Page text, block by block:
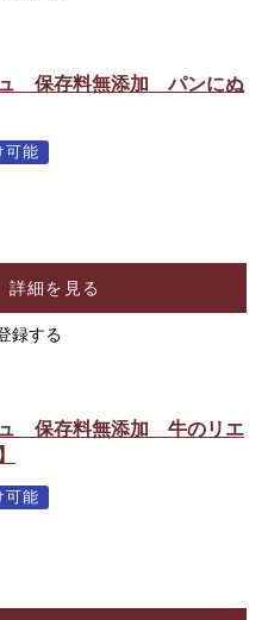
ュ 保存料無添加 パンにぬ
可能
詳細を見る
録する
ュ 保存料無添加 牛のリエ
可能